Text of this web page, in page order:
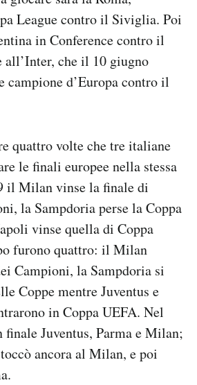
League contro il Siviglia. Poi
in Conference contro il
all’Inter, che il 10 giugno
campione d’Europa contro il
quattro volte che tre italiane
le finali europee nella stessa
il Milan vinse la finale di
la Sampdoria perse la Coppa
vinse quella di Coppa
furono quattro: il Milan
Campioni, la Sampdoria si
Coppe mentre Juventus e
in Coppa UEFA. Nel
Juventus, Parma e Milan;
ancora al Milan, e poi